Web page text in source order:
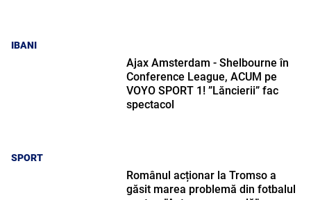
IBANI
SPORT
Ajax Amsterdam - Shelbourne în
Conference League, ACUM pe
VOYO SPORT 1! ”Lăncierii” fac
spectacol
Românul acționar la Tromso a
găsit marea problemă din fotbalul